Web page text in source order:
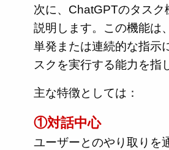
次に、ChatGPTのタスク
説明します。この機能は
単発または連続的な指示
スクを実行する能力を指
主な特徴としては：
①対話中心
ユーザーとのやり取りを